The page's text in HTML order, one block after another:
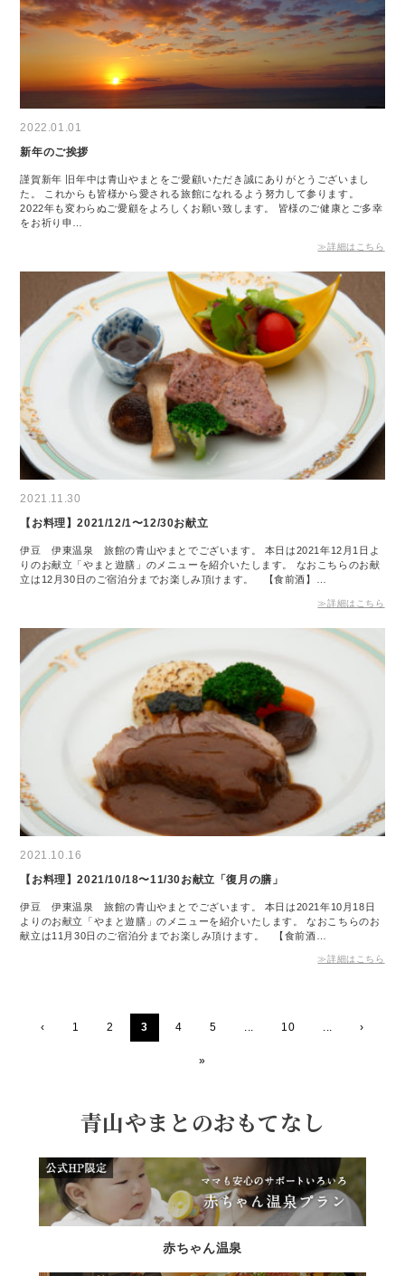
2022.01.01
新年のご挨拶
謹賀新年 旧年中は青山やまとをご愛顧いただき誠にありがとうございまし
た。 これからも皆様から愛される旅館になれるよう努力して参ります。
2022年も変わらぬご愛顧をよろしくお願い致します。 皆様のご健康とご多幸
をお祈り申…
≫詳細はこちら
2021.11.30
【お料理】2021/12/1〜12/30お献立
伊豆 伊東温泉 旅館の青山やまとでございます。 本日は2021年12月1日よ
りのお献立「やまと遊膳」のメニューを紹介いたします。 なおこちらのお献
立は12月30日のご宿泊分までお楽しみ頂けます。 【食前酒】…
≫詳細はこちら
2021.10.16
【お料理】2021/10/18〜11/30お献立「復月の膳」
伊豆 伊東温泉 旅館の青山やまとでございます。 本日は2021年10月18日
よりのお献立「やまと遊膳」のメニューを紹介いたします。 なおこちらのお
献立は11月30日のご宿泊分までお楽しみ頂けます。 【食前酒…
≫詳細はこちら
‹ 1 2 3 4 5 ... 10 ... ›
»
青山やまとのおもてなし
赤ちゃん温泉